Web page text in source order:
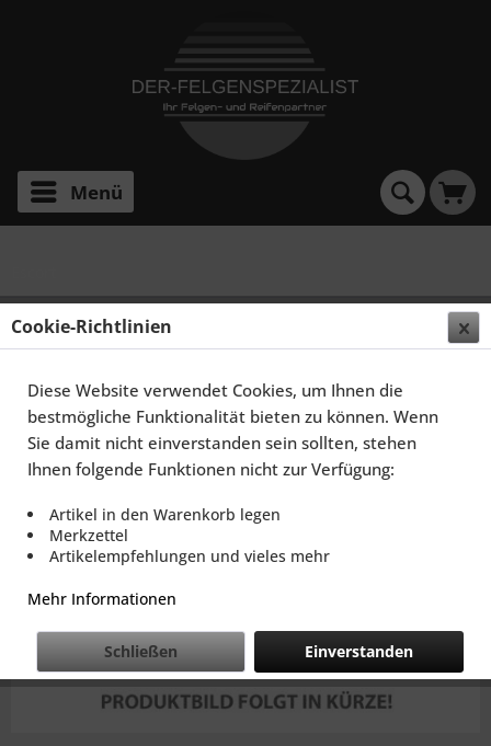
Menü
SCHMIDT FELGEN 15 ZOLL TH-LINE FÜR FORD
ESCORT, POLIERT
Cookie-Richtlinien
Diese Website verwendet Cookies, um Ihnen die
bestmögliche Funktionalität bieten zu können. Wenn
Sie damit nicht einverstanden sein sollten, stehen
Ihnen folgende Funktionen nicht zur Verfügung:
Artikel in den Warenkorb legen
Merkzettel
Artikelempfehlungen und vieles mehr
Mehr Informationen
Einverstanden
Schließen